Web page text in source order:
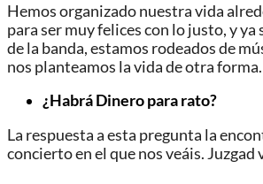
Hemos organizado nuestra vida
para ser muy felices con lo justo, y ya
de la banda, estamos rodeados de
nos planteamos la vida de otra forma.
¿Habrá Dinero para rato?
La respuesta a esta pregunta la
concierto en el que nos veáis.